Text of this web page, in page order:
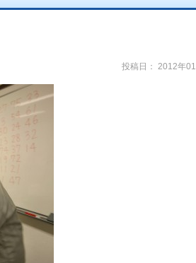
投稿日： 2012年